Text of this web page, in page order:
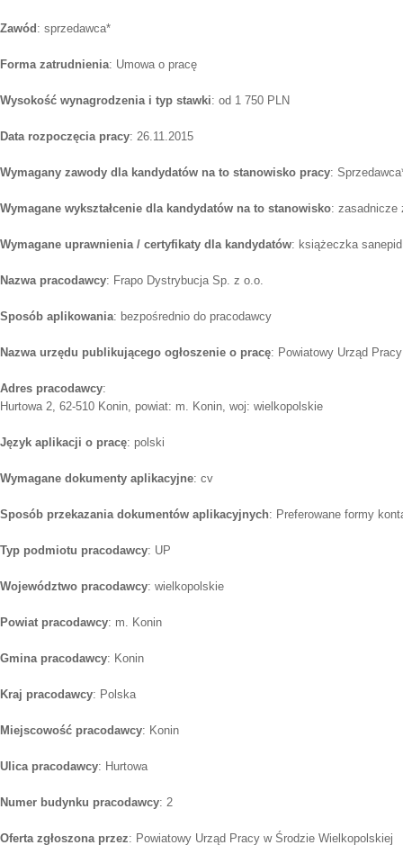
Zawód: sprzedawca*
Forma zatrudnienia: Umowa o pracę
Wysokość wynagrodzenia i typ stawki: od 1 750 PLN
Data rozpoczęcia pracy: 26.11.2015
Wymagany zawody dla kandydatów na to stanowisko pracy:
Wymagane wykształcenie dla kandydatów na to stanowisko: zasadnicze
Wymagane uprawnienia / certyfikaty dla kandydatów: książeczka sanepid
Nazwa pracodawcy: Frapo Dystrybucja Sp. z o.o.
Sposób aplikowania: bezpośrednio do pracodawcy
Nazwa urzędu publikującego ogłoszenie o pracę: Powiatowy Urząd
Adres pracodawcy:
Hurtowa 2, 62-510 Konin, powiat: m. Konin, woj: wielkopolskie
Język aplikacji o pracę: polski
Wymagane dokumenty aplikacyjne: cv
Sposób przekazania dokumentów aplikacyjnych: Preferowane formy
Typ podmiotu pracodawcy: UP
Województwo pracodawcy: wielkopolskie
Powiat pracodawcy: m. Konin
Gmina pracodawcy: Konin
Kraj pracodawcy: Polska
Miejscowość pracodawcy: Konin
Ulica pracodawcy: Hurtowa
Numer budynku pracodawcy: 2
Oferta zgłoszona przez: Powiatowy Urząd Pracy w Środzie Wielkopolskiej